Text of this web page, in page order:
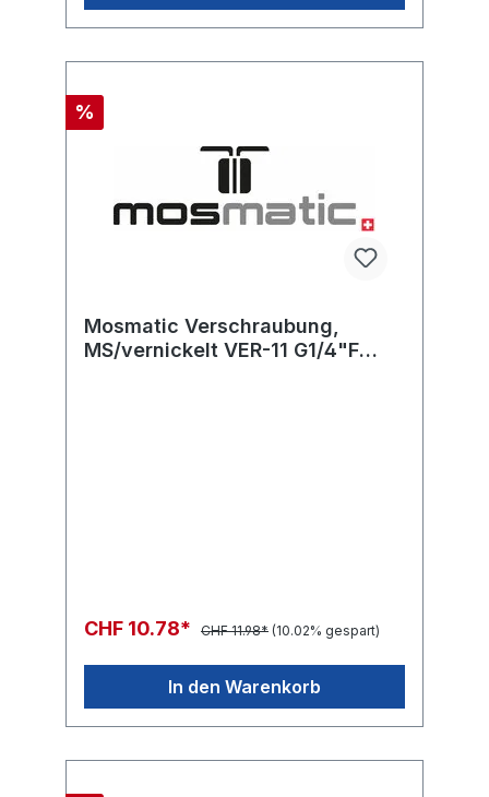
%
Mosmatic Verschraubung,
MS/vernickelt VER-11 G1/4"F
CHF 10.78* CHF 11.98* (10.02% gespart)
In den Warenkorb